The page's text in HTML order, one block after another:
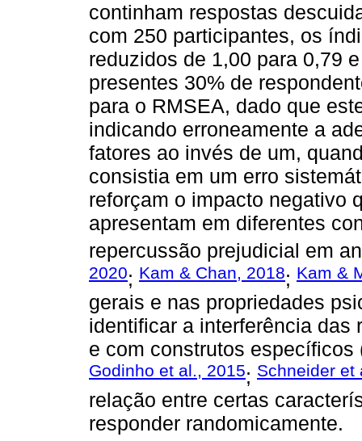
continham respostas
com 250 participantes, os
reduzidos de 1,00 para 0,79
presentes 30% de
para o RMSEA, dado que
indicando erroneamente a
fatores ao invés de um,
consistia em um erro
reforçam o impacto negativo
apresentam em diferentes
repercussão prejudicial em
2020; Kam & Chan, 2018; Kam &
gerais e nas propriedades
identificar a interferência das
e com construtos
Godinho et al., 2015; Schneider et
relação entre certas
responder randomicamente.